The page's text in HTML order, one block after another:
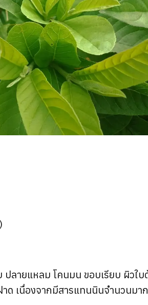
ปลายแหลม โคนมน ขอบเรียบ ผิวใ
ด เนื่องจากมีสารแทนนินจำนวนมาก